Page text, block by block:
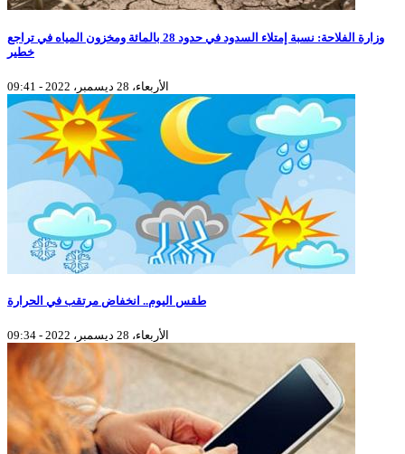
وزارة الفلاحة: نسبة إمتلاء السدود في حدود 28 بالمائة ومخزون المياه في تراجع
خطير
الأربعاء، 28 ديسمبر، 2022 - 09:41
طقس اليوم.. انخفاض مرتقب في الحرارة
الأربعاء، 28 ديسمبر، 2022 - 09:34